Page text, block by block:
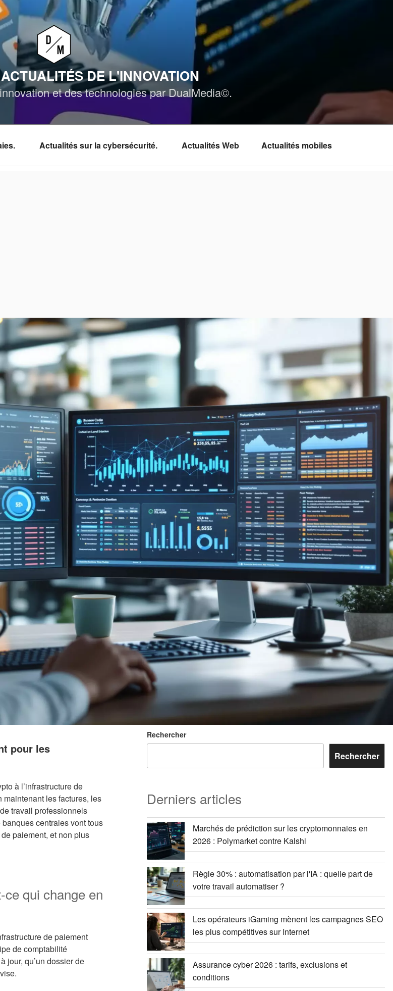
DE L'INNOVATION
et des technologies par DualMedia©.
Actualités sur la cybersécurité. Actualités Web Actualités mobiles
pour les
à l’infrastructure de
les factures, les
travail professionnels
centrales vont tous
paiement, et non plus
ce qui change en
de paiement
de comptabilité
jour, qu’un dossier de
Rechercher
Rechercher
Derniers articles
Marchés de prédiction sur les cryptomonnaies en
2026 : Polymarket contre Kalshi
Règle 30% : automatisation par l'IA : quelle part de
votre travail automatiser ?
Les opérateurs iGaming mènent les campagnes SEO
les plus compétitives sur Internet
Assurance cyber 2026 : tarifs, exclusions et
conditions